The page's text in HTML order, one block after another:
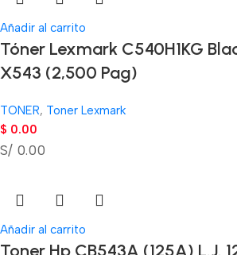
Añadir al carrito
Tóner Lexmark C540H1KG
X543 (2,500 Pag)
TONER, Toner Lexmark
$ 0.00
S/ 0.00
Añadir al carrito
Toner Hp CB543A (125A) L.J.